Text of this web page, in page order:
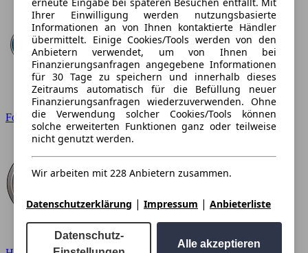
Ford
Ihrer Einwilligung werden nutzungsbasierte
Informationen an von Ihnen kontaktierte Händler
übermittelt. Einige Cookies/Tools werden von den
Anbietern verwendet, um von Ihnen bei
Finanzierungsanfragen angegebene Informationen
für 30 Tage zu speichern und innerhalb dieses
Zeitraums automatisch für die Befüllung neuer
Finanzierungsanfragen wiederzuverwenden. Ohne
die Verwendung solcher Cookies/Tools können
solche erweiterten Funktionen ganz oder teilweise
nicht genutzt werden.
Wir arbeiten mit 228 Anbietern zusammen.
Datenschutzerklärung | Impressum | Anbieterliste
Datenschutz-
Alle akzeptieren